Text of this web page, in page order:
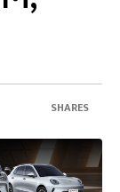
SHARES